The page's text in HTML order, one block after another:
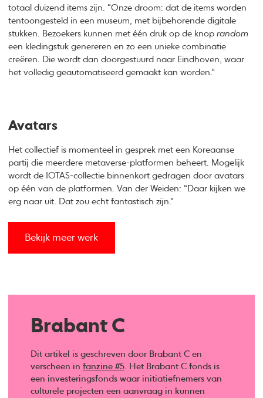
totaal duizend items zijn. “Onze droom: dat de items worden
tentoongesteld in een museum, met bijbehorende digitale
stukken. Bezoekers kunnen met één druk op de knoprandom
een kledingstuk genereren en zo een unieke combinatie
creëren. Die wordt dan doorgestuurd naar Eindhoven, waar
het volledig geautomatiseerd gemaakt kan worden.”
Avatars
Het collectief is momenteel in gesprek met een Koreaanse
partij die meerdere metaverse-platformen beheert. Mogelijk
wordt de IOTAS-collectie binnenkort gedragen door avatars
op één van de platformen. Van der Weiden: “Daar kijken we
erg naar uit. Dat zou echt fantastisch zijn.”
Bekijk meer werk
Brabant C
Dit artikel is geschreven door Brabant C en
verscheen in fanzine #5. Het Brabant C fonds is
een investeringsfonds waar initiatiefnemers van
culturele projecten een aanvraag in kunnen